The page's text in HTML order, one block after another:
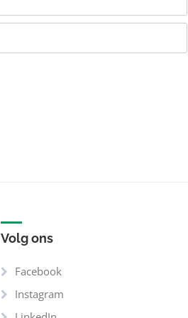
Volg ons
Facebook
Instagram